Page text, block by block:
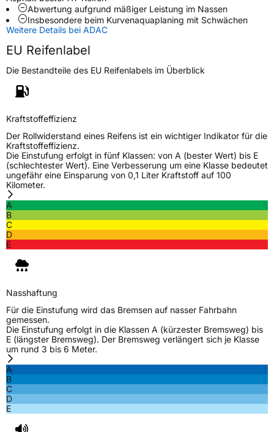
SchlauchtypTL
ZustandNeureifen
M+SJa
Offroad
EffizienzD
Nasshaftung
Rollgeräusch (Klasse)B
Rollgeräusch (dB)75
Fahrzeugklasse
3PMSF / Schneeflockensymbol / Alpine-Symbol
EPREL ID 1480002
Allgemeine Produktsicherheit (GPSR)
HerstellerkontaktToyo Tire Europe GmbH, Halskestrasse 3-5
47877 Willich Deutschland,www.toyotire.eu,
technik-service@toyo-tire.de
Abwertung aufgrund mäßiger Leistung im Nassen
Insbesondere beim Kurvenaquaplaning mit Schwächen
Weitere Details bei ADAC
EU Reifenlabel
Die Bestandteile des EU Reifenlabels im Überblick
Kraftstoffeffizienz
Der Rollwiderstand eines Reifens ist ein wichtiger Indikator für die
Kraftstoffeffizienz.
Die Einstufung erfolgt in fünf Klassen: von A (bester Wert) bis E
(schlechtester Wert). Eine Verbesserung um eine Klasse bedeutet
ungefähr eine Einsparung von 0,1 Liter Kraftstoff auf 100
Kilometer.
A
B
C
D
E
Nasshaftung
Für die Einstufung wird das Bremsen auf nasser Fahrbahn
gemessen.
Die Einstufung erfolgt in die Klassen A (kürzester Bremsweg) bis
E (längster Bremsweg). Der Bremsweg verlängert sich je Klasse
um rund 3 bis 6 Meter.
A
B
C
D
E